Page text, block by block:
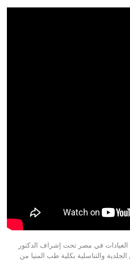
العيادات في مصر تحت إشراف الدكتور
والتناسلية بكلية طب المنيا من